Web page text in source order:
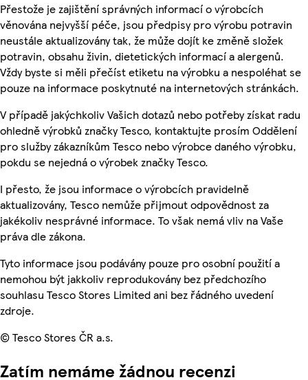
Přestože je zajištění správných informací o výrobcích
věnována nejvyšší péče, jsou předpisy pro výrobu potravin
neustále aktualizovány tak, že může dojít ke změně složek
potravin, obsahu živin, dietetických informací a alergenů.
Vždy byste si měli přečíst etiketu na výrobku a nespoléhat se
pouze na informace poskytnuté na internetových stránkách.
V případě jakýchkoliv Vašich dotazů nebo potřeby získat radu
ohledně výrobků značky Tesco, kontaktujte prosím Oddělení
pro služby zákazníkům Tesco nebo výrobce daného výrobku,
pokdu se nejedná o výrobek značky Tesco.
I přesto, že jsou informace o výrobcích pravidelně
aktualizovány, Tesco nemůže přijmout odpovědnost za
jakékoliv nesprávné informace. To však nemá vliv na Vaše
práva dle zákona.
Tyto informace jsou podávány pouze pro osobní použití a
nemohou být jakkoliv reprodukovány bez předchozího
souhlasu Tesco Stores Limited ani bez řádného uvedení
zdroje.
© Tesco Stores ČR a.s.
Zatím nemáme žádnou recenzi